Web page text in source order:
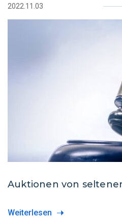
2022.11.03
Auktionen von
Weiterlesen